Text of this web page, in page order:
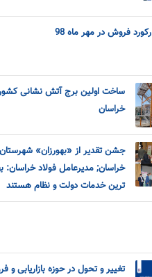
رکورد فروش در مهر ماه 98
ساخت اولین برج آتش نشانی
خراسان
جشن تقدیر از «بهورزان»
خراسان; مدیرعامل فولاد خراسان:
ترین خدمات دولت و نظام هستند
تغییر و تحول در حوزه بازاریابی